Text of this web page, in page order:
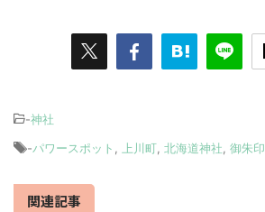
-神社
-パワースポット , 上川町, 北海道神社, 御朱印
関連記事